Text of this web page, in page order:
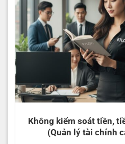
Không kiểm soát tiền,
(Quản lý tài chính